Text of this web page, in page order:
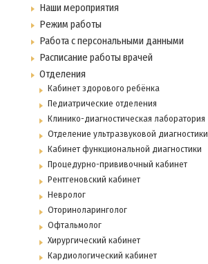
Наши мероприятия
Режим работы
Работа с персональными данными
Расписание работы врачей
Отделения
Кабинет здорового ребёнка
Педиатрические отделения
Клинико-диагностическая лаборатория
Отделение ультразвуковой диагностики
Кабинет функциональной диагностики
Процедурно-прививочный кабинет
Рентгеновский кабинет
Невролог
Оториноларинголог
Офтальмолог
Хирургический кабинет
Кардиологический кабинет